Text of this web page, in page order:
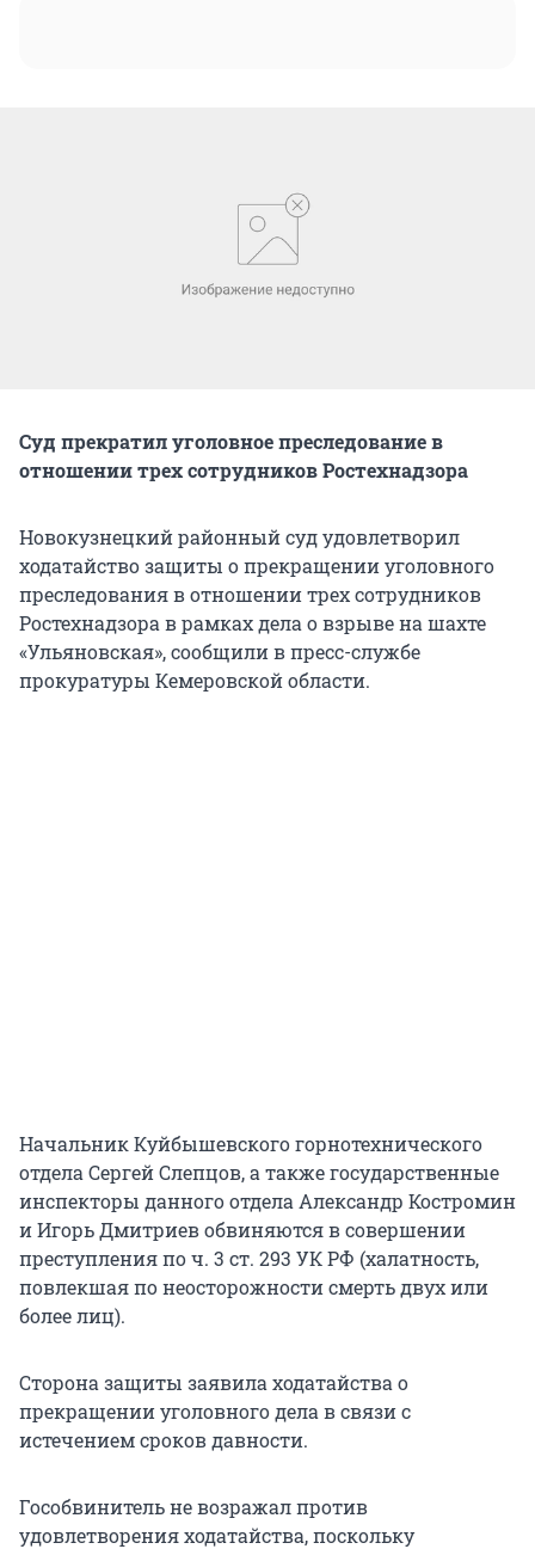
Суд прекратил уголовное преследование в
отношении трех сотрудников Ростехнадзора
Новокузнецкий районный суд удовлетворил
ходатайство защиты о прекращении уголовного
преследования в отношении трех сотрудников
Ростехнадзора в рамках дела о взрыве на шахте
«Ульяновская», сообщили в пресс-службе
прокуратуры Кемеровской области.
Начальник Куйбышевского горнотехнического
отдела Сергей Слепцов, а также государственные
инспекторы данного отдела Александр Костромин
и Игорь Дмитриев обвиняются в совершении
преступления по ч. 3 ст. 293 УК РФ (халатность,
повлекшая по неосторожности смерть двух или
более лиц).
Сторона защиты заявила ходатайства о
прекращении уголовного дела в связи с
истечением сроков давности.
Гособвинитель не возражал против
удовлетворения ходатайства, поскольку